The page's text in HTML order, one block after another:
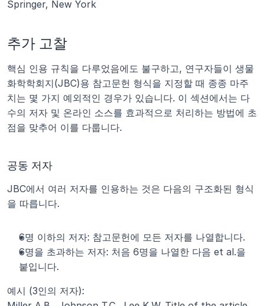
Springer, New York
추가 고찰
핵심 인용 규칙을 다루었음에도 불구하고, 연구자들이 생물
화학학회지(JBC)용 참고문헌 형식을 지정할 때 종종 마주
치는 몇 가지 예외적인 경우가 있습니다. 이 섹션에서는 다
수의 저자 및 온라인 소스를 효과적으로 처리하는 방법에 초
점을 맞추어 이를 다룹니다.
공동 저자
JBC에서 여러 저자를 인용하는 것은 다음의 구조화된 형식
을 따릅니다.
6명 이하의 저자: 참고문헌에 모든 저자를 나열합니다.
6명을 초과하는 저자: 처음 6명을 나열한 다음 et al.을
붙입니다.
예시 (3인의 저자):